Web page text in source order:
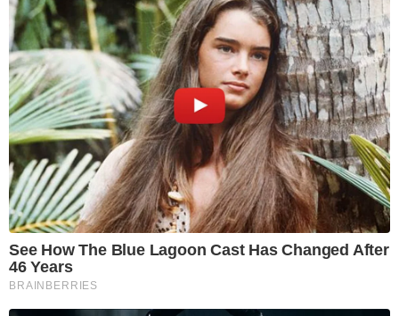
See How The Blue Lagoon Cast Has Changed After
46 Years
BRAINBERRIES